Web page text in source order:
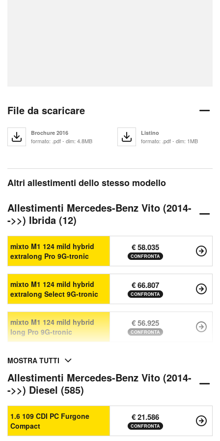
File da scaricare
Brochure 2016
formato: .pdf - dim: 4.8MB
Listino
formato: .pdf - dim: 1MB
Altri allestimenti dello stesso modello
Allestimenti Mercedes-Benz Vito (2014-
->>) Ibrida (12)
mixto M1 124 mild hybrid
extralong Pro 9G-tronic
€ 58.035
CONFRONTA
mixto M1 124 mild hybrid
extralong Select 9G-tronic
€ 66.807
CONFRONTA
mixto M1 124 mild hybrid
long Pro 9G-tronic
€ 56.925
CONFRONTA
MOSTRA TUTTI
Allestimenti Mercedes-Benz Vito (2014-
->>) Diesel (585)
1.6 109 CDI PC Furgone
Compact
€ 21.586
CONFRONTA